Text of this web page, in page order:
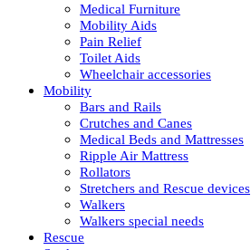
Medical Furniture
Mobility Aids
Pain Relief
Toilet Aids
Wheelchair accessories
Mobility
Bars and Rails
Crutches and Canes
Medical Beds and Mattresses
Ripple Air Mattress
Rollators
Stretchers and Rescue devices
Walkers
Walkers special needs
Rescue